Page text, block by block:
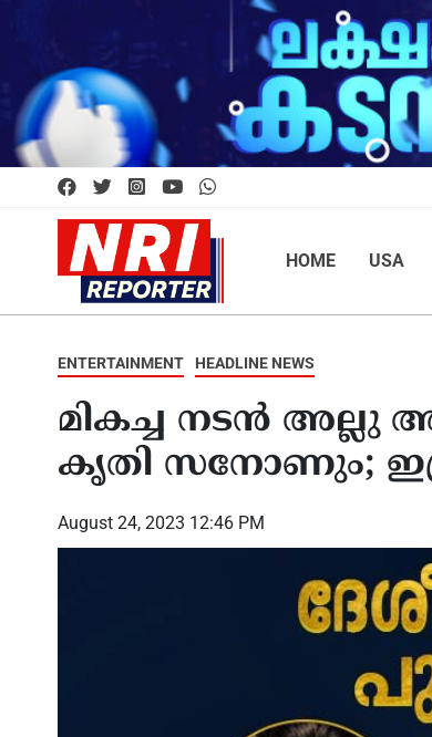
HOME USA
ENTERTAINMENT HEADLINE NEWS
മികച്ച നടന്‍ അല്ലു
കൃതി സനോണും;
August 24, 2023 12:46 PM
റഷ്യൻ എണ്ണ വാങ്ങുന്ന രാജ്യങ്ങൾക്ക്
നികുതി ചുമത്താൻ ട്രംപിൻ്റെ നീക്കം